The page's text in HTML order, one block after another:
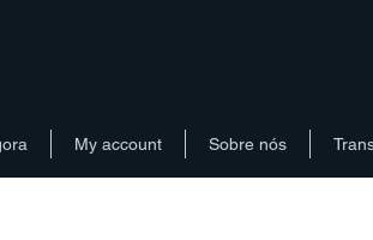
My account Sobre nós